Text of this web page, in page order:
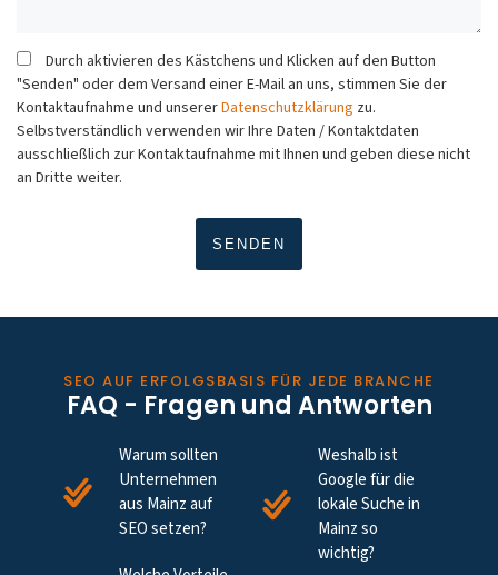
Durch aktivieren des Kästchens und Klicken auf den Button
"Senden" oder dem Versand einer E-Mail an uns, stimmen Sie der
Kontaktaufnahme und unsererDatenschutzklärung zu.
Selbstverständlich verwenden wir Ihre Daten / Kontaktdaten
ausschließlich zur Kontaktaufnahme mit Ihnen und geben diese nicht
an Dritte weiter.
SEO AUF ERFOLGSBASIS FÜR JEDE BRANCHE
FAQ - Fragen und Antworten
Warum sollten
Unternehmen
aus Mainz auf
SEO setzen?
Weshalb ist
Google für die
lokale Suche in
Mainz so
wichtig?